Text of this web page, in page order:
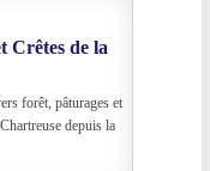
Crêtes de la
forêt, pâturages et
depuis la